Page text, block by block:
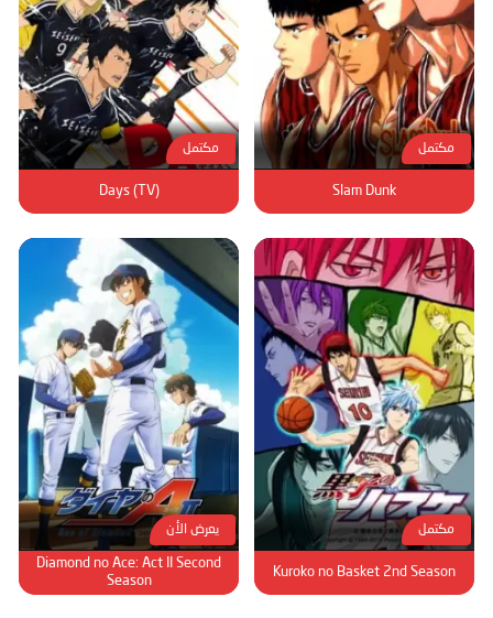
مكتمل
Slam Dunk
مكتمل
Days (TV)
مكتمل
Kuroko no Basket 2nd Season
يعرض الأن
Diamond no Ace: Act II Second
Season